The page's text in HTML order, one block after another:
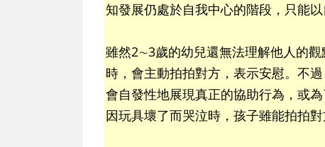
知發展仍處於自我中心的階段，只能
雖然2∼3歲的幼兒還無法理解他人的
時，會主動拍拍對方，表示安慰。不
會自發性地展現真正的協助行為，或
因玩具壞了而哭泣時，孩子雖能拍拍